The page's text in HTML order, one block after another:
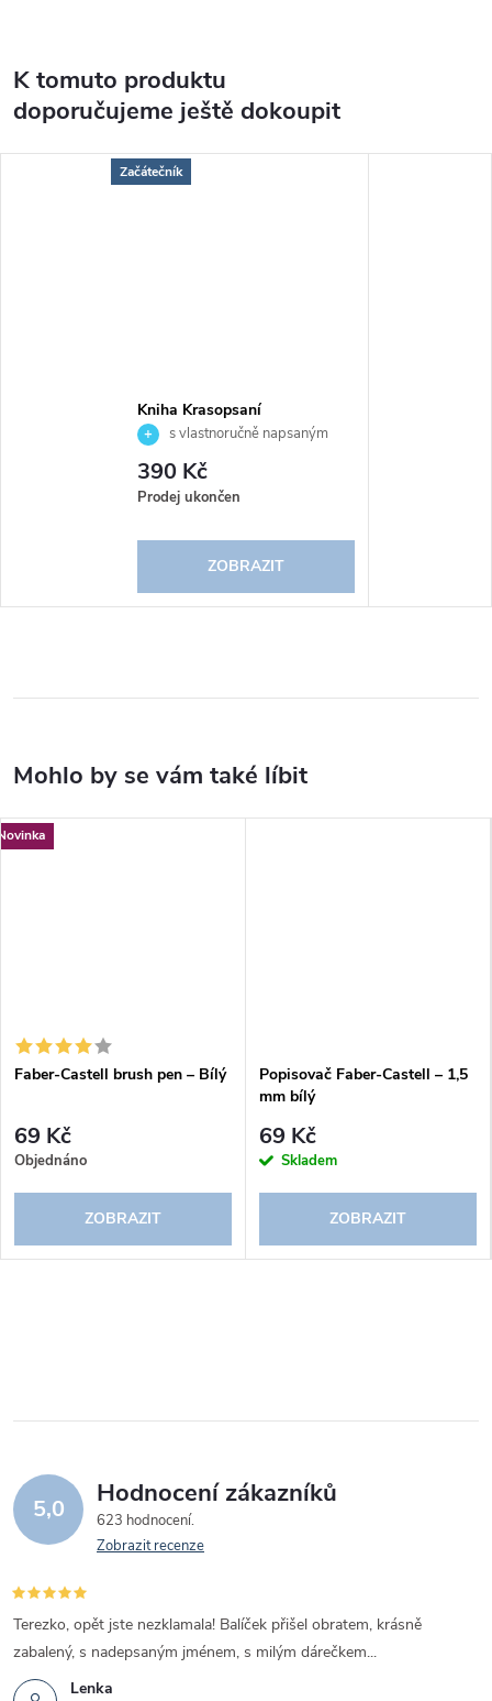
K tomuto produktu
doporučujeme ještě dokoupit
Začátečník
Kniha Krasopsaní
s vlastnoručně napsaným
věnováním
390 Kč
Prodej ukončen
ZOBRAZIT
Faber-Castell brush pen – Bílý
69 Kč
Objednáno
ZOBRAZIT
Popisovač Faber-Castell – 1,5
mm bílý
69 Kč
Skladem
ZOBRAZIT
5,0 Hodnocení zákazníků
623 hodnocení
Zobrazit recenze
Lenka
Terezko, opět jste nezklamala! Balíček přišel obratem, krásně
zabalený, s nadepsaným jménem, s milým dárečkem...